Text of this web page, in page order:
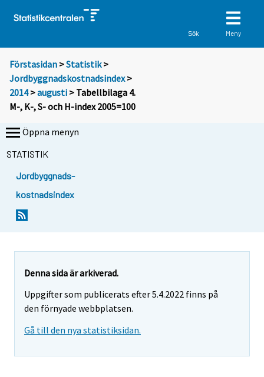
Sök Meny
Förstasidan >Statistik >
Jordbyggnadskostnadsindex>
2014>augusti > Tabellbilaga 4.
M-, K-, S- och H-index 2005=100
Öppna menyn
STATISTIK
Jordbyggnads-
kostnadsindex
Denna sida är arkiverad.
Uppgifter som publicerats efter 5.4.2022 finns på
den förnyade webbplatsen.
Gå till den nya statistiksidan.